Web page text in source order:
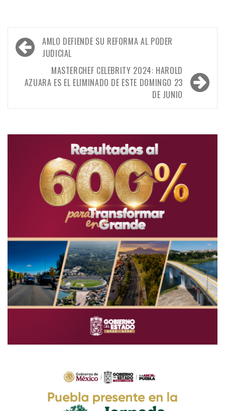
Navegación
de
entradas
AMLO DEFIENDE SU REFORMA AL PODER
JUDICIAL
MASTERCHEF CELEBRITY 2024: HAROLD
AZUARA ES EL ELIMINADO DE ESTE DOMINGO 23
DE JUNIO